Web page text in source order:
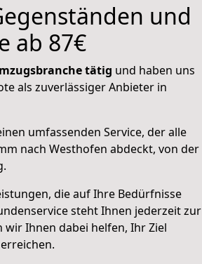
und
ab 87€
tätig und haben uns
als zuverlässiger Anbieter in
umfassenden Service, der alle
nach Westhofen abdeckt, von der
die auf Ihre Bedürfnisse
steht Ihnen jederzeit zur
Ihnen dabei helfen, Ihr Ziel